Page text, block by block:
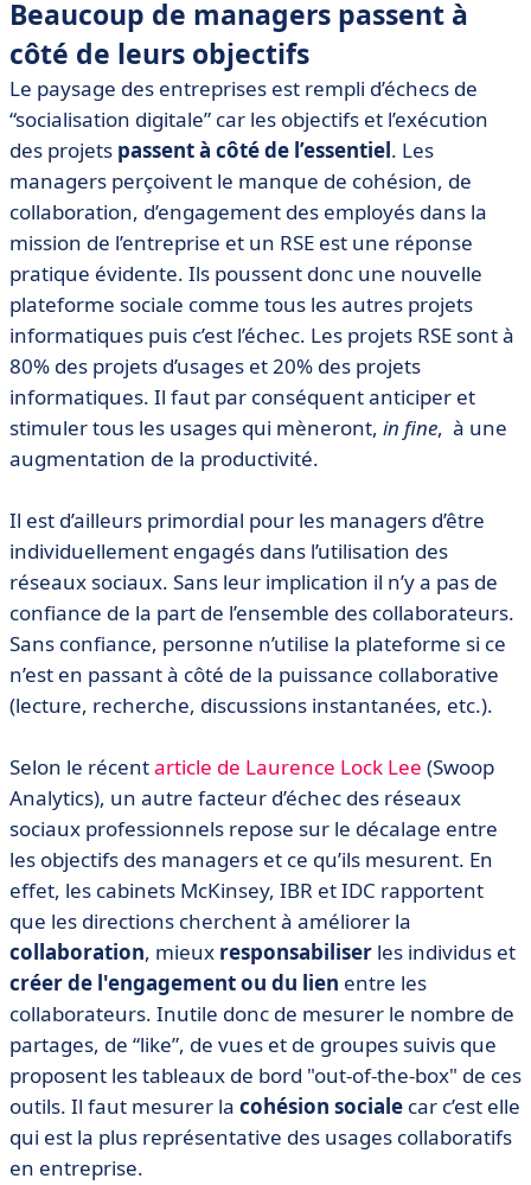
Beaucoup de managers passent à
côté de leurs objectifs
Le paysage des entreprises est rempli d’échecs de
“socialisation digitale” car les objectifs et l’exécution
des projets passent à côté de l’essentiel. Les
managers perçoivent le manque de cohésion, de
collaboration, d’engagement des employés dans la
mission de l’entreprise et un RSE est une réponse
pratique évidente. Ils poussent donc une nouvelle
plateforme sociale comme tous les autres projets
informatiques puis c’est l’échec. Les projets RSE sont à
80% des projets d’usages et 20% des projets
informatiques. Il faut par conséquent anticiper et
stimuler tous les usages qui mèneront, in fine, à une
augmentation de la productivité.
Il est d’ailleurs primordial pour les managers d’être
individuellement engagés dans l’utilisation des
réseaux sociaux. Sans leur implication il n’y a pas de
confiance de la part de l’ensemble des collaborateurs.
Sans confiance, personne n’utilise la plateforme si ce
n’est en passant à côté de la puissance collaborative
(lecture, recherche, discussions instantanées, etc.).
Selon le récentarticle de Laurence Lock Lee (Swoop
Analytics), un autre facteur d’échec des réseaux
sociaux professionnels repose sur le décalage entre
les objectifs des managers et ce qu’ils mesurent. En
effet, les cabinets McKinsey, IBR et IDC rapportent
que les directions cherchent à améliorer la
collaboration, mieux responsabiliser les individus et
créer de l'engagement ou du lien entre les
collaborateurs. Inutile donc de mesurer le nombre de
partages, de “like”, de vues et de groupes suivis que
proposent les tableaux de bord "out-of-the-box" de ces
outils. Il faut mesurer la cohésion sociale car c’est elle
qui est la plus représentative des usages collaboratifs
en entreprise.